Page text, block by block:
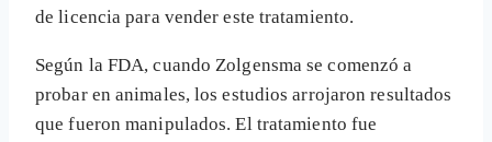
de licencia para vender este tratamiento.
Según la FDA, cuando Zolgensma se comenzó a
probar en animales, los estudios arrojaron resultados
que fueron manipulados. El tratamiento fue